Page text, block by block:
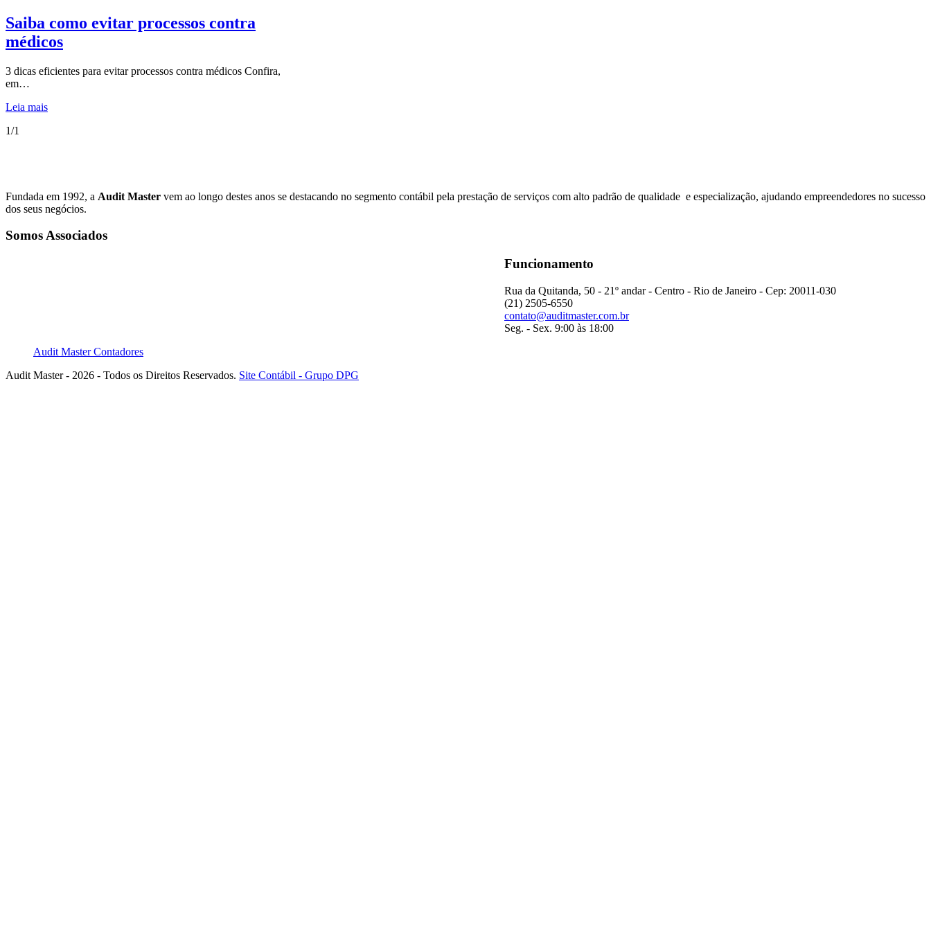
Saiba como evitar processos contra
médicos
3 dicas eficientes para evitar processos contra médicos Confira,
em…
Leia mais
1/1
Fundada em 1992, a Audit Master vem ao longo destes anos se destacando no segmento contábil pela prestação de serviços com alto padrão de qualidade e especialização, ajudando empreendedores no sucesso
dos seus negócios.
Somos Associados
Funcionamento
Rua da Quitanda, 50 - 21º andar - Centro - Rio de Janeiro - Cep: 20011-030
(21) 2505-6550
contato@auditmaster.com.br
Seg. - Sex. 9:00 às 18:00
Audit Master Contadores
Audit Master - 2026 - Todos os Direitos Reservados. Site Contábil - Grupo DPG